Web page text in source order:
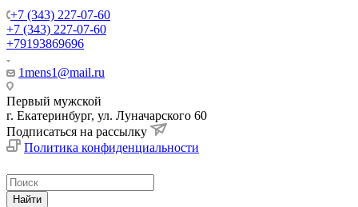
+7 (343) 227-07-60
+7 (343) 227-07-60
+79193869696
1mens1@mail.ru
Первый мужской
г. Екатеринбург, ул. Луначарского 60
Подписаться на рассылку
Политика конфиденциальности
Найти